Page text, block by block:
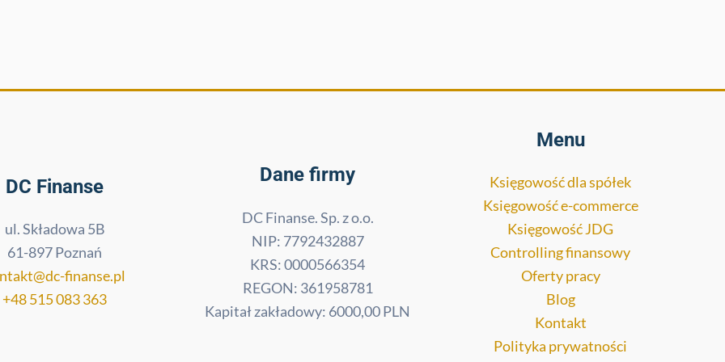
DC Finanse
ul. Składowa 5B
61-897 Poznań
finanse.pl
+48 515 083 363
Dane firmy
DC Finanse. Sp. z o.o.
NIP: 7792432887
KRS: 0000566354
REGON: 361958781
Kapitał zakładowy: 6000,00 PLN
Menu
Księgowość dla spółek
Księgowość e-commerce
Księgowość JDG
Controlling finansowy
Oferty pracy
Blog
Kontakt
Polityka prywatności